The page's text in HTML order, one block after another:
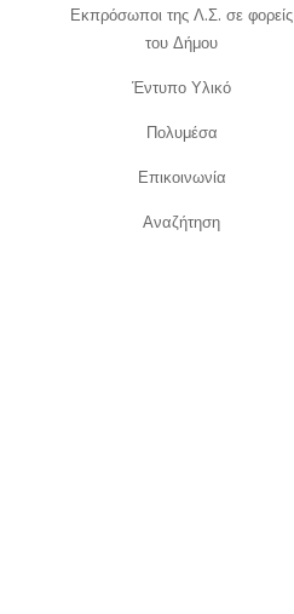
Εκπρόσωποι της Λ.Σ. σε φορείς
του Δήμου
Έντυπο Υλικό
Πολυμέσα
Επικοινωνία
Αναζήτηση